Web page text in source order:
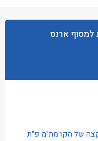
ארנס
תחנת הקצה של הקו מת"מ פ"ת